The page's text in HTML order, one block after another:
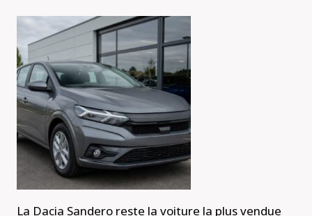
La Dacia Sandero reste la voiture la plus vendue